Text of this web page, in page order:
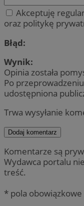
Akceptuję
oraz politykę
Błąd:
Wynik:
Opinia została
Po
udostępniona
Trwa wysyłanie
Dodaj komentarz
Komentarze są
Wydawca portalu
treść.
* pola obowiązkowe